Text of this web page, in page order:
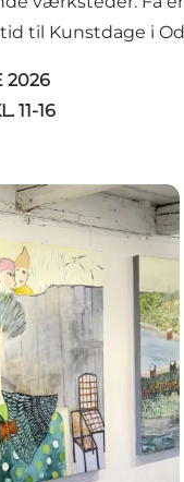
til Kunstdage i
2026
11-16